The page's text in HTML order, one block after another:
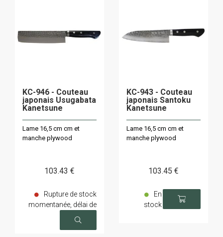
KC-946 - Couteau
japonais Usugabata
Kanetsune
Lame 16,5 cm cm et
manche plywood
103.43 €
Rupture de stock
momentanée, délai de
livraison sur demande
KC-943 - Couteau
japonais Santoku
Kanetsune
Lame 16,5 cm cm et
manche plywood
103.45 €
En
stock